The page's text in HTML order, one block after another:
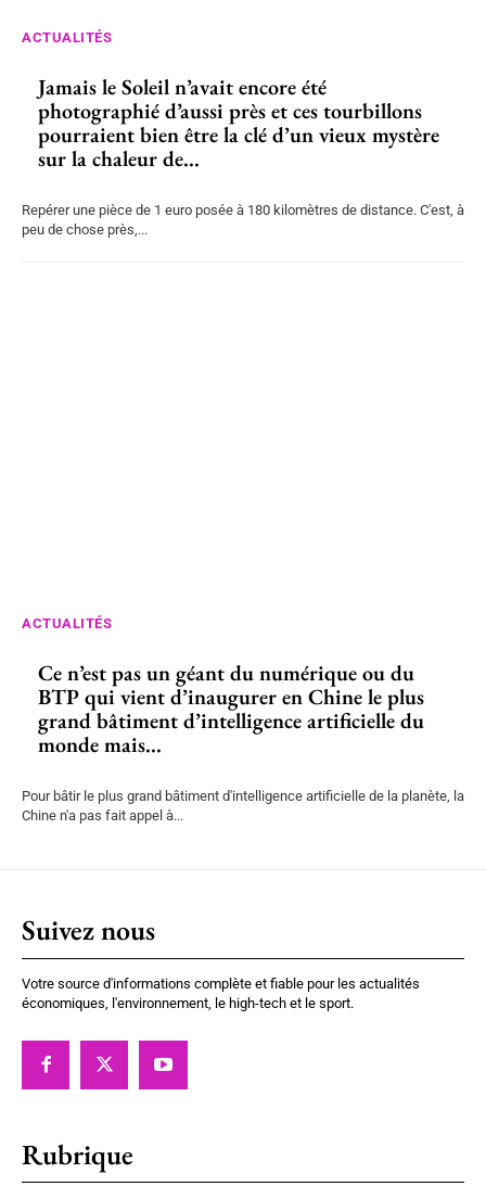
ACTUALITÉS
Jamais le Soleil n’avait encore été
photographié d’aussi près et ces tourbillons
pourraient bien être la clé d’un vieux mystère
sur la chaleur de...
Repérer une pièce de 1 euro posée à 180 kilomètres de distance. C'est, à
peu de chose près,...
ACTUALITÉS
Ce n’est pas un géant du numérique ou du
BTP qui vient d’inaugurer en Chine le plus
grand bâtiment d’intelligence artificielle du
monde mais...
Pour bâtir le plus grand bâtiment d'intelligence artificielle de la planète, la
Chine n'a pas fait appel à...
Suivez nous
Votre source d'informations complète et fiable pour les actualités
économiques, l'environnement, le high-tech et le sport.
Rubrique